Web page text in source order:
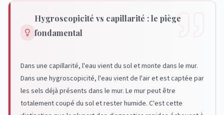
Hygroscopicité vs capillarité : le piège
fondamental
Dans une capillarité, l'eau vient du sol et monte dans le mur.
Dans une hygroscopicité, l'eau vient de l'air et est captée par
les sels déjà présents dans le mur. Le mur peut être
totalement coupé du sol et rester humide. C'est cette